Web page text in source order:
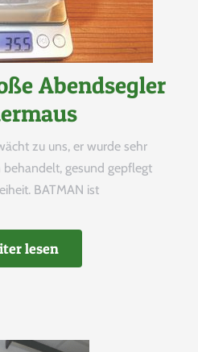
Abendsegler
zu uns, er wurde sehr
behandelt, gesund gepflegt
BATMAN ist
lesen